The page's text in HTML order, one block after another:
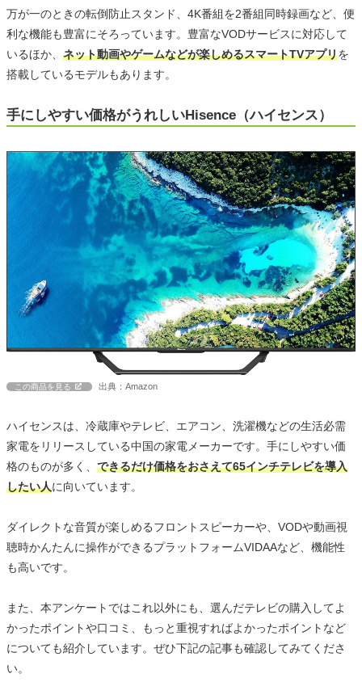
万が一のときの転倒防止スタンド、4K番組を2番組同時録画など、便
利な機能も豊富にそろっています。豊富なVODサービスに対応して
いるほか、 ネット動画やゲームなどが楽しめるスマートTVアプリを
搭載しているモデルもあります。
手にしやすい価格がうれしいHisence（ハイセンス）
この商品を見る 出典：Amazon
ハイセンスは、冷蔵庫やテレビ、エアコン、洗濯機などの生活必需
家電をリリースしている中国の家電メーカーです。手にしやすい価
格のものが多く、 できるだけ価格をおさえて65インチテレビを導入
したい人に向いています。
ダイレクトな音質が楽しめるフロントスピーカーや、VODや動画視
聴時かんたんに操作ができるプラットフォームVIDAAなど、機能性
も高いです。
また、本アンケートではこれ以外にも、選んだテレビの購入してよ
かったポイントや口コミ、もっと重視すればよかったポイントなど
についても紹介しています。ぜひ下記の記事も確認してみてくださ
い。